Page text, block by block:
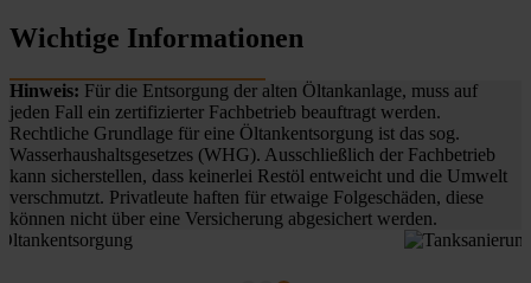
Wichtige Informationen
Hinweis: Für die Entsorgung der alten Öltankanlage, muss auf
jeden Fall ein zertifizierter Fachbetrieb beauftragt werden.
Rechtliche Grundlage für eine Öltankentsorgung ist das sog.
Wasserhaushaltsgesetzes (WHG). Ausschließlich der Fachbetrieb
kann sicherstellen, dass keinerlei Restöl entweicht und die Umwelt
verschmutzt. Privatleute haften für etwaige Folgeschäden, diese
können nicht über eine Versicherung abgesichert werden.